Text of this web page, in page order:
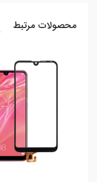
محصولات مرتبط